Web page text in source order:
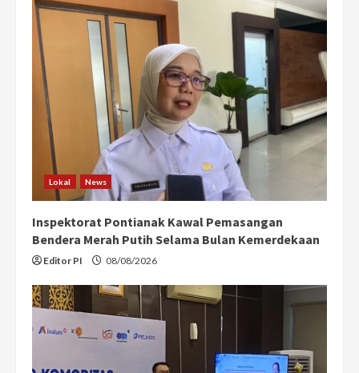
Lokal News
Inspektorat Pontianak Kawal Pemasangan
Bendera Merah Putih Selama Bulan Kemerdekaan
Editor PI 08/08/2026